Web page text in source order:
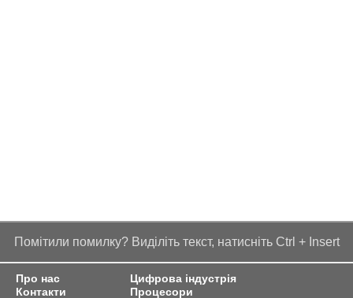
Помітили помилку? Виділіть текст, натисніть Ctrl + Insert
Про нас
Контакти
Цифрова індустрія
Процесори